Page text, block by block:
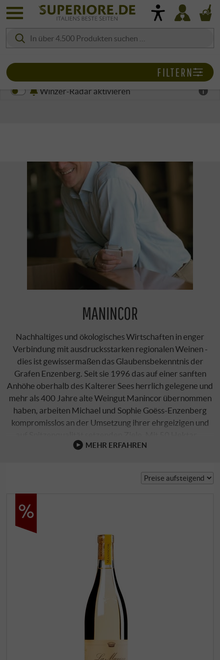
Winzer-Radar aktivieren
MANINCOR
Nachhaltiges und ökologisches Wirtschaften in enger
Verbindung mit ausdrucksstarken regionalen Weinen -
dies ist gewissermaßen das Glaubensbekenntnis der
Grafen Enzenberg. Seit sie 1996 das auf einer sanften
Anhöhe oberhalb des Kalterer Sees herrlich gelegene und
mehr als 400 Jahre alte Weingut Manincor übernommen
haben, arbeiten Michael und Sophie Goëss-Enzenberg
kompromisslos an der Umsetzung ihrer ehrgeizigen und
MEHR ERFAHREN
FILTERN